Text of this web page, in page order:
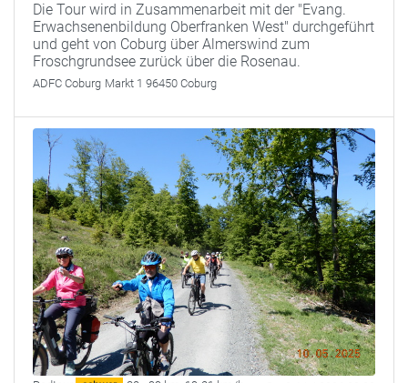
Die Tour wird in Zusammenarbeit mit der "Evang.
Erwachsenenbildung Oberfranken West" durchgeführt
und geht von Coburg über Almerswind zum
Froschgrundsee zurück über die Rosenau.
ADFC Coburg Markt 1 96450 Coburg